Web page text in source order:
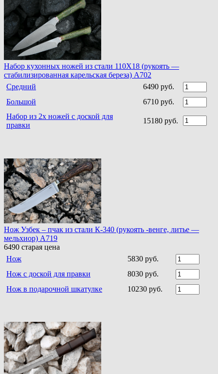
Набор кухонных ножей из стали 110Х18 (рукоять —
стабилизированная карельская береза) A702
Средний
6490 руб.
Большой
6710 руб.
Набор из 2х ножей с доской для
правки
15180 руб.
Нож Узбек – пчак из стали К-340 (рукоять -венге, литье —
мельхиор) A719
6490 старая цена
Нож
5830 руб.
Нож с доской для правки
8030 руб.
Нож в подарочной шкатулке
10230 руб.